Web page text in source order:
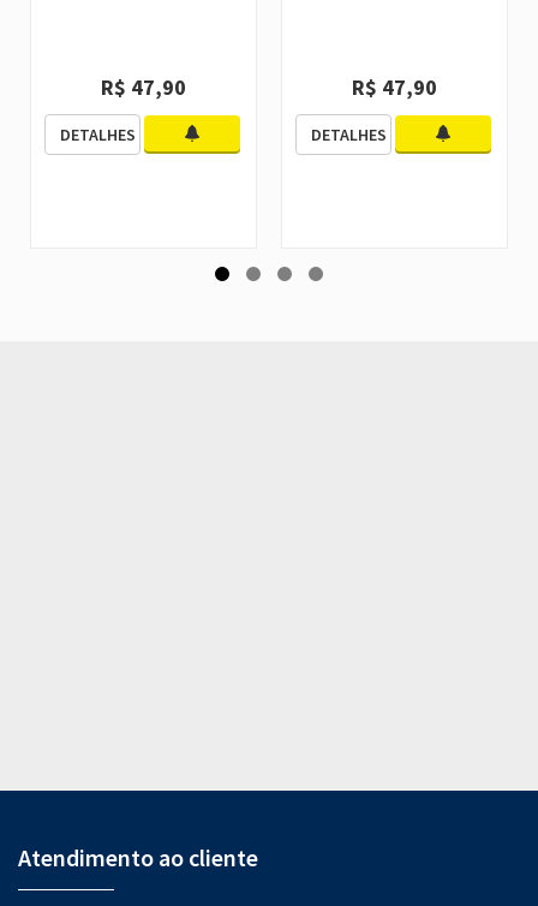
R$ 47,90
DETALHES
R$ 47,90
DETALHES
Atendimento ao cliente